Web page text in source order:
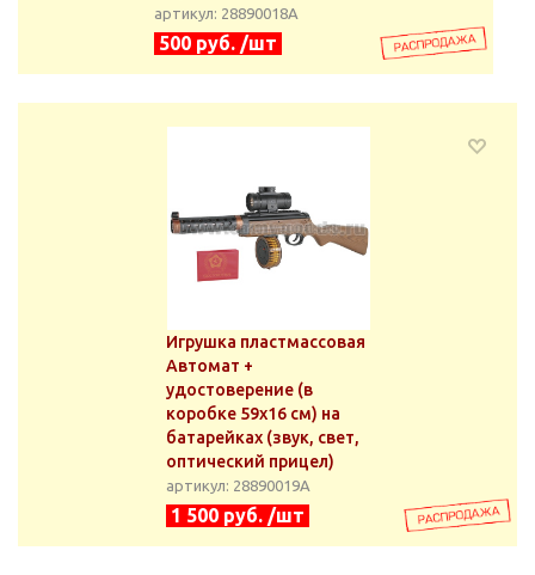
артикул: 28890018А
500 руб. /шт
Игрушка пластмассовая
Автомат +
удостоверение (в
коробке 59x16 см) на
батарейках (звук, свет,
оптический прицел)
артикул: 28890019А
1 500 руб. /шт